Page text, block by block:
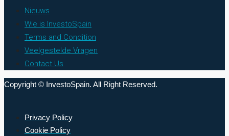
Nieuws
Wie is InvestoSpain
Terms and Condition
Veelgestelde Vragen
Contact Us
Copyright © InvestoSpain. All Right Reserved.
Privacy Policy
Cookie Policy